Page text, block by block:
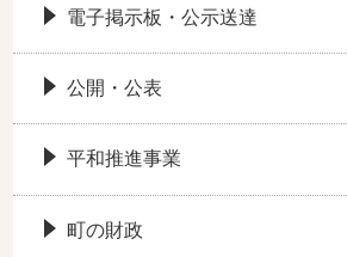
電子掲示板・公示送達
公開・公表
平和推進事業
町の財政